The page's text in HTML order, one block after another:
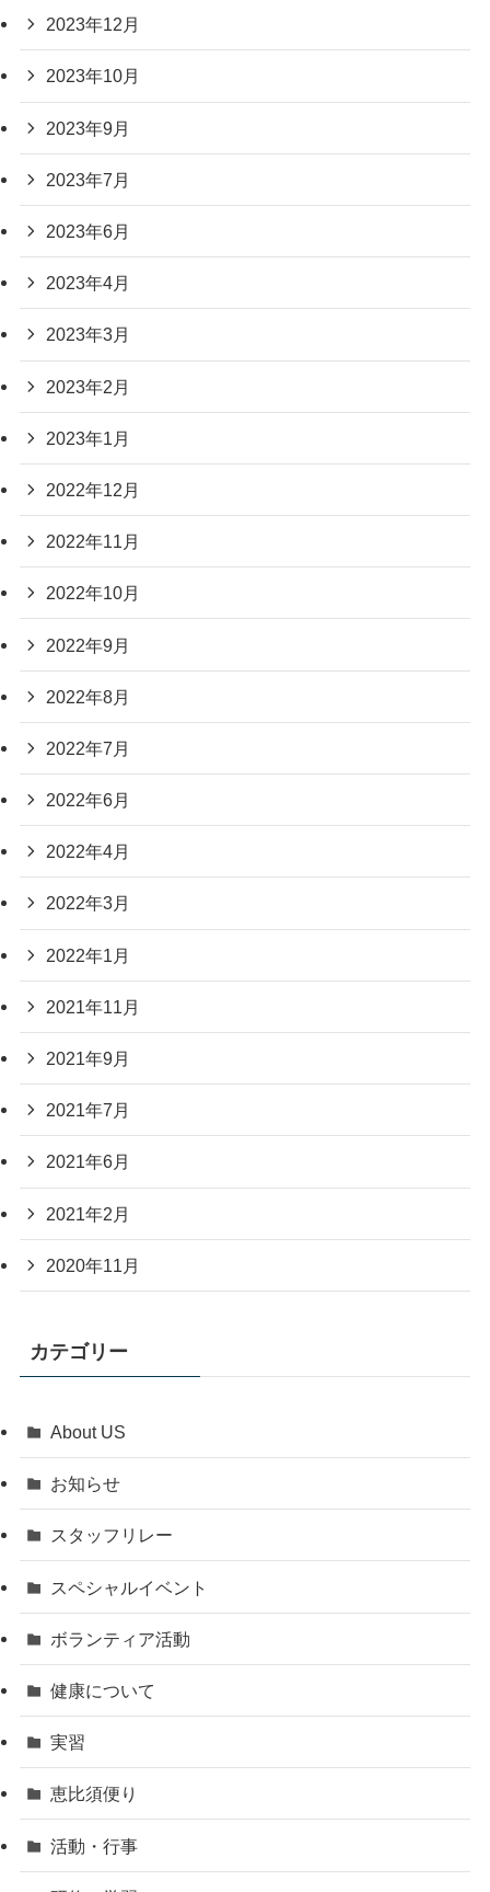
2023年12月
2023年10月
2023年9月
2023年7月
2023年6月
2023年4月
2023年3月
2023年2月
2023年1月
2022年12月
2022年11月
2022年10月
2022年9月
2022年8月
2022年7月
2022年6月
2022年4月
2022年3月
2022年1月
2021年11月
2021年9月
2021年7月
2021年6月
2021年2月
2020年11月
カテゴリー
About US
お知らせ
スタッフリレー
スペシャルイベント
ボランティア活動
健康について
実習
恵比須便り
活動・行事